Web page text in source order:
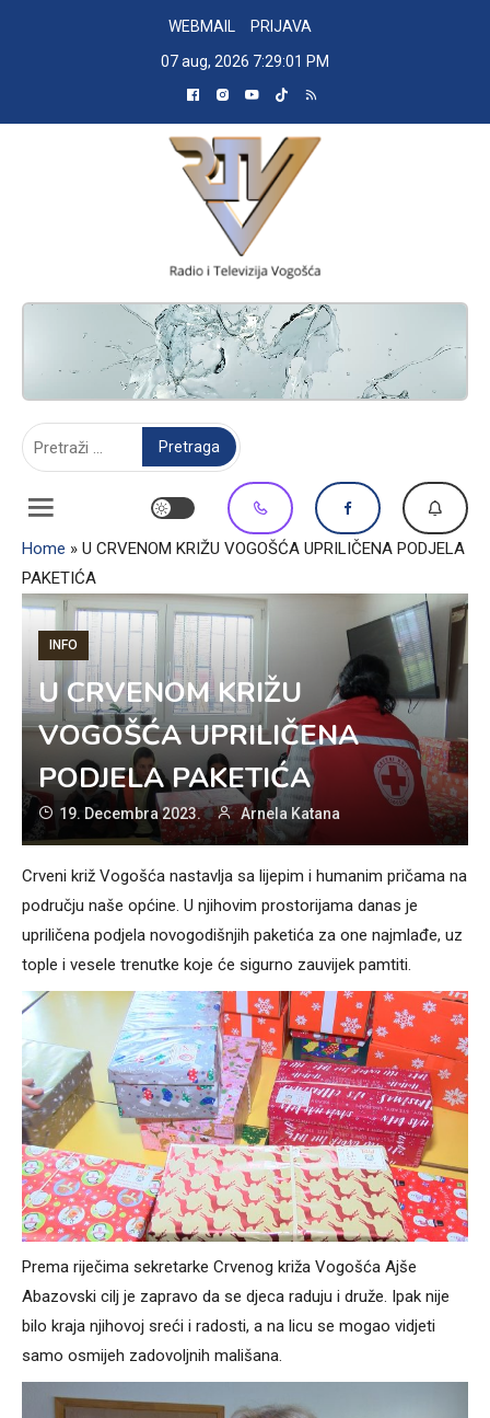
WEBMAIL
PRIJAVA
07 aug, 2026 7:29:02 PM
RADIO TELEVIZIJA VOGOŠĆA
Home » U CRVENOM KRIŽU VOGOŠĆA UPRILIČENA PODJELA
PAKETIĆA
INFO
U CRVENOM KRIŽU
VOGOŠĆA UPRILIČENA
PODJELA PAKETIĆA
19. Decembra 2023. Arnela Katana
Crveni križ Vogošća nastavlja sa lijepim i humanim pričama na
području naše općine. U njihovim prostorijama danas je
upriličena podjela novogodišnjih paketića za one najmlađe, uz
tople i vesele trenutke koje će sigurno zauvijek pamtiti.
Prema riječima sekretarke Crvenog križa Vogošća Ajše
Abazovski cilj je zapravo da se djeca raduju i druže. Ipak nije
bilo kraja njihovoj sreći i radosti, a na licu se mogao vidjeti
samo osmijeh zadovoljnih mališana.